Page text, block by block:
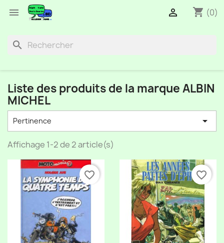
 shopping_cart (0)

search
Liste des produits de la marque ALBIN
MICHEL
Pertinence 
Affichage 1-2 de 2 article(s)
favorite_border favorite_border